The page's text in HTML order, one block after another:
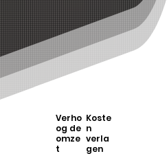
Verho
og de
omze
t
Koste
n
verla
gen